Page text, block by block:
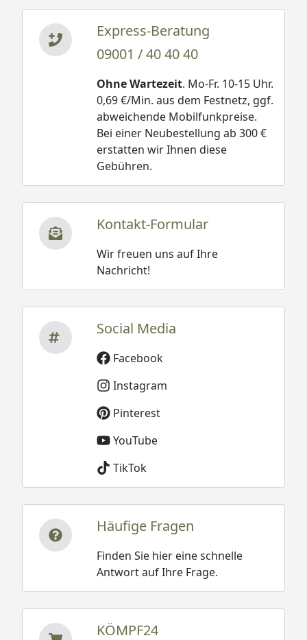
Express-Beratung
09001 / 40 40 40
Ohne Wartezeit. Mo-Fr. 10-15 Uhr.
0,69 €/Min. aus dem Festnetz, ggf.
abweichende Mobilfunkpreise.
Bei einer Neubestellung ab 300 €
erstatten wir Ihnen diese
Gebühren.
Kontakt-Formular
Wir freuen uns auf Ihre
Nachricht!
Social Media
Facebook
Instagram
Pinterest
YouTube
TikTok
Häufige Fragen
Finden Sie hier eine schnelle
Antwort auf Ihre Frage.
KÖMPF24